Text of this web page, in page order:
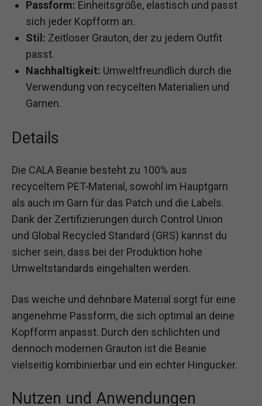
Passform: Einheitsgröße, elastisch und passt
sich jeder Kopfform an.
Stil: Zeitloser Grauton, der zu jedem Outfit
passt.
Nachhaltigkeit: Umweltfreundlich durch die
Verwendung von recycelten Materialien und
Garnen.
Details
Die CALA Beanie besteht zu 100% aus
recyceltem PET-Material, sowohl im Hauptgarn
als auch im Garn für das Patch und die Labels.
Dank der Zertifizierungen durch Control Union
und Global Recycled Standard (GRS) kannst du
sicher sein, dass bei der Produktion hohe
Umweltstandards eingehalten werden.
Das weiche und dehnbare Material sorgt für eine
angenehme Passform, die sich optimal an deine
Kopfform anpasst. Durch den schlichten und
dennoch modernen Grauton ist die Beanie
vielseitig kombinierbar und ein echter Hingucker.
Nutzen und Anwendungen